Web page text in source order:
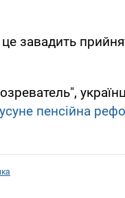
завадить
усуне пенсійна